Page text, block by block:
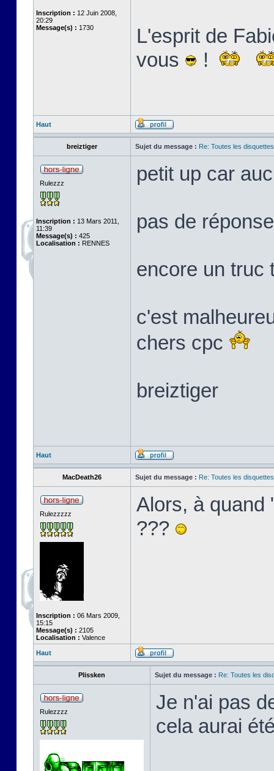
Inscription : 12 Juin 2008,
20:29
Message(s) : 1730
L'esprit de
vous
!
Haut
breiztiger Sujet du message : Re: Toutes les
Rulezzz
Inscription : 13 Mars 2011,
11:39
Message(s) : 425
Localisation : RENNES
petit up car
pas de
encore un truc
c'est
chers cpc
breiztiger
Haut
MacDeath26 Sujet du message : Re: Toutes les
Rulezzzzz
Inscription : 06 Mars 2009,
15:15
Message(s) : 2105
Localisation : Valence
Alors, à quand
???
Haut
Plissken Sujet du message : Re: Toutes les
Rulezzzz
Je n'ai pas
cela aurai